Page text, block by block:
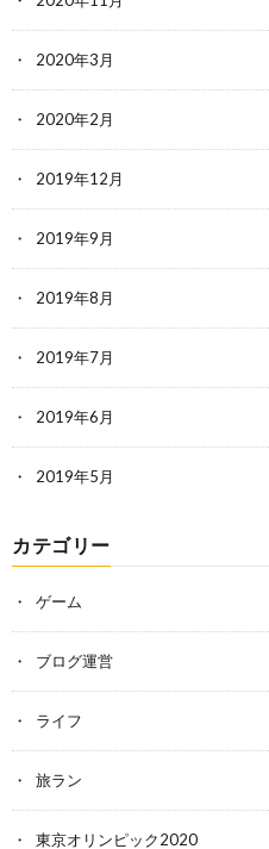
2020年3月
2020年2月
2019年12月
2019年9月
2019年8月
2019年7月
2019年6月
2019年5月
カテゴリー
ゲーム
ブログ運営
ライフ
旅ラン
東京オリンピック2020